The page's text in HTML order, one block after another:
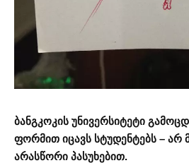
ბანგკოკის უნივერსიტეტი
ფორმით იცავს სტუდენტებს – არ
არასწორი პასუხებით.